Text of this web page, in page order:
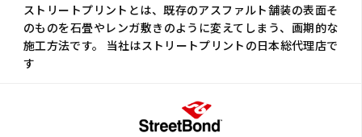
ストリートプリントとは、既存のアスファルト舗装の表面そ
のものを石畳やレンガ敷きのように変えてしまう、画期的な
施工方法です。 当社はストリートプリントの日本総代理店で
す